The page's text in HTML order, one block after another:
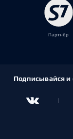
Партнёр
Подписывайся и